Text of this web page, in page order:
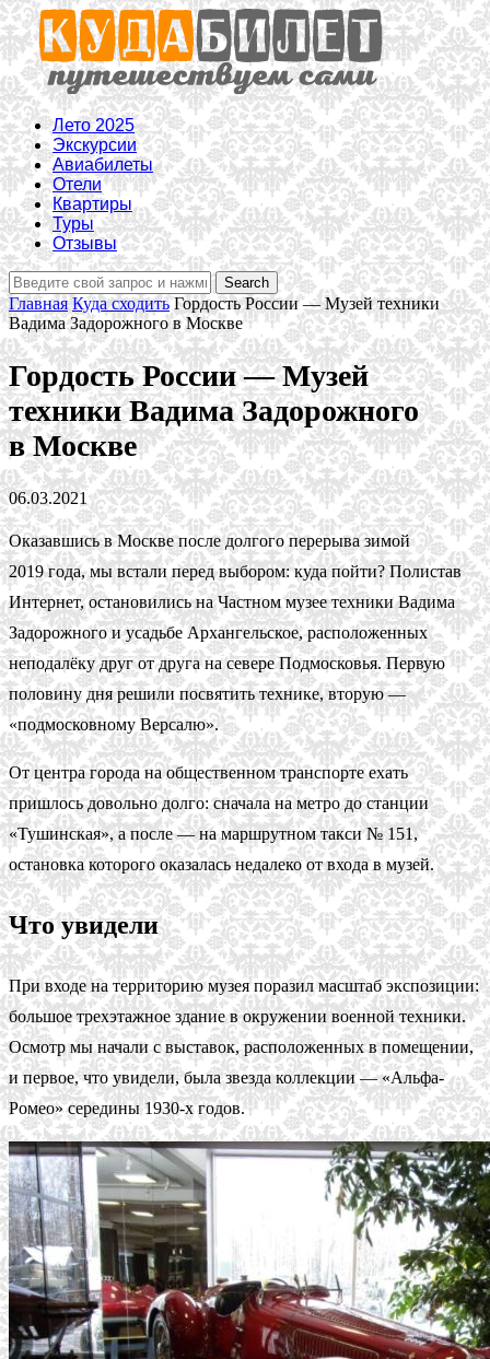
Лето 2025
Экскурсии
Авиабилеты
Отели
Квартиры
Туры
Отзывы
Главная Куда сходить Гордость России — Музей техники
Вадима Задорожного в Москве
Гордость России — Музей
техники Вадима Задорожного
в Москве
06.03.2021
Оказавшись в Москве после долгого перерыва зимой
2019 года, мы встали перед выбором: куда пойти? Полистав
Интернет, остановились на Частном музее техники Вадима
Задорожного и усадьбе Архангельское, расположенных
неподалёку друг от друга на севере Подмосковья. Первую
половину дня решили посвятить технике, вторую —
«подмосковному Версалю».
От центра города на общественном транспорте ехать
пришлось довольно долго: сначала на метро до станции
«Тушинская», а после — на маршрутном такси № 151,
остановка которого оказалась недалеко от входа в музей.
Что увидели
При входе на территорию музея поразил масштаб экспозиции:
большое трехэтажное здание в окружении военной техники.
Осмотр мы начали с выставок, расположенных в помещении,
и первое, что увидели, была звезда коллекции — «Альфа-
Ромео» середины 1930-х годов.